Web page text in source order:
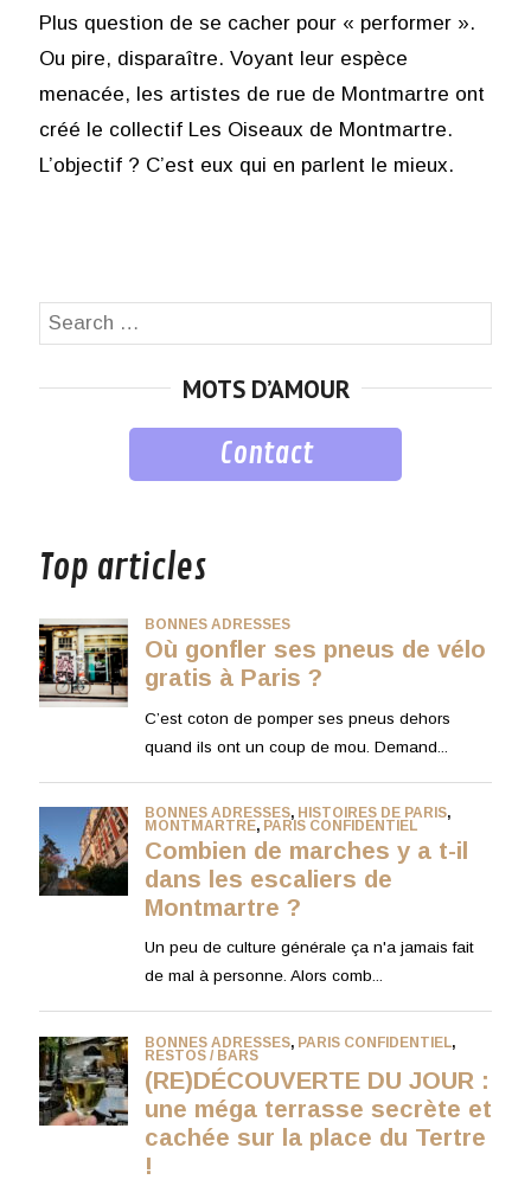
Plus question de se cacher pour « performer ».
Ou pire, disparaître. Voyant leur espèce
menacée, les artistes de rue de Montmartre ont
créé le collectif Les Oiseaux de Montmartre.
L’objectif ? C’est eux qui en parlent le mieux.
Search
MOTS D’AMOUR
Contact
Top articles